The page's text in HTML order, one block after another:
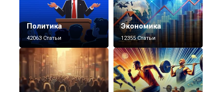
Политика
42063 Статьи
Экономика
12355 Статьи